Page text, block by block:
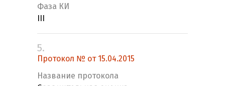
Фаза КИ
5.
Протокол № от 15.04.2015
Название протокола